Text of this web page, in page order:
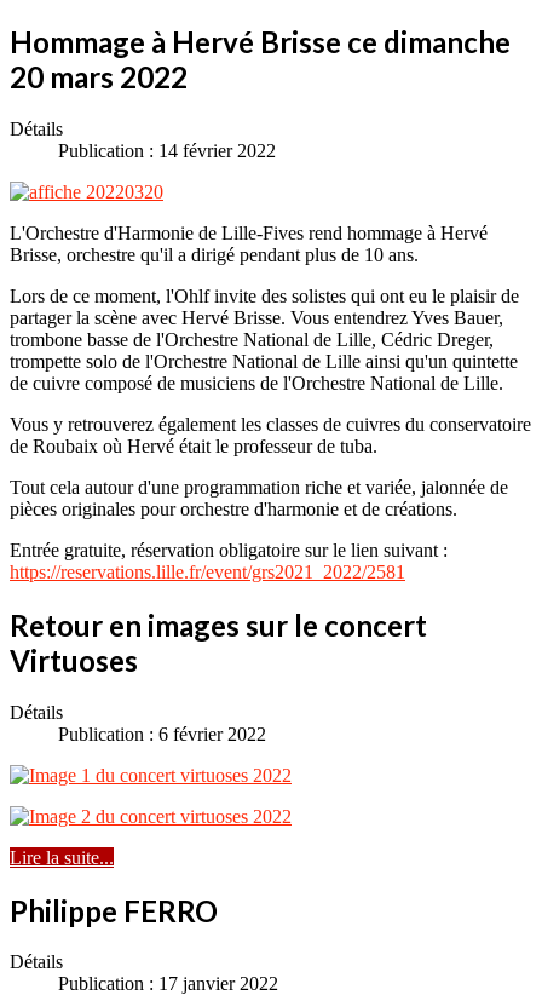
Hommage à Hervé Brisse ce dimanche
20 mars 2022
Détails
Publication : 14 février 2022
L'Orchestre d'Harmonie de Lille-Fives rend hommage à Hervé
Brisse, orchestre qu'il a dirigé pendant plus de 10 ans.
Lors de ce moment, l'Ohlf invite des solistes qui ont eu le plaisir de
partager la scène avec Hervé Brisse. Vous entendrez Yves Bauer,
trombone basse de l'Orchestre National de Lille, Cédric Dreger,
trompette solo de l'Orchestre National de Lille ainsi qu'un quintette
de cuivre composé de musiciens de l'Orchestre National de Lille.
Vous y retrouverez également les classes de cuivres du conservatoire
de Roubaix où Hervé était le professeur de tuba.
Tout cela autour d'une programmation riche et variée, jalonnée de
pièces originales pour orchestre d'harmonie et de créations.
Entrée gratuite, réservation obligatoire sur le lien suivant :
https://reservations.lille.fr/event/grs2021_2022/2581
Retour en images sur le concert
Virtuoses
Détails
Publication : 6 février 2022
Lire la suite...
Philippe FERRO
Détails
Publication : 17 janvier 2022